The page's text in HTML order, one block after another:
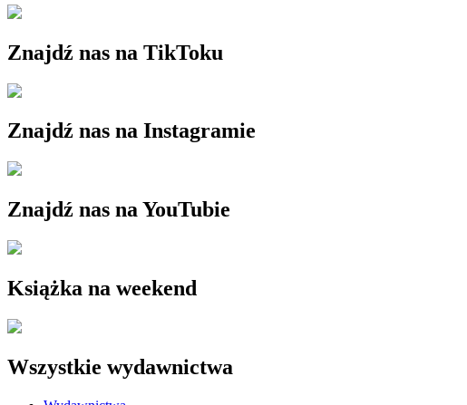
Znajdź nas na TikToku
Znajdź nas na Instagramie
Znajdź nas na YouTubie
Książka na weekend
Wszystkie wydawnictwa